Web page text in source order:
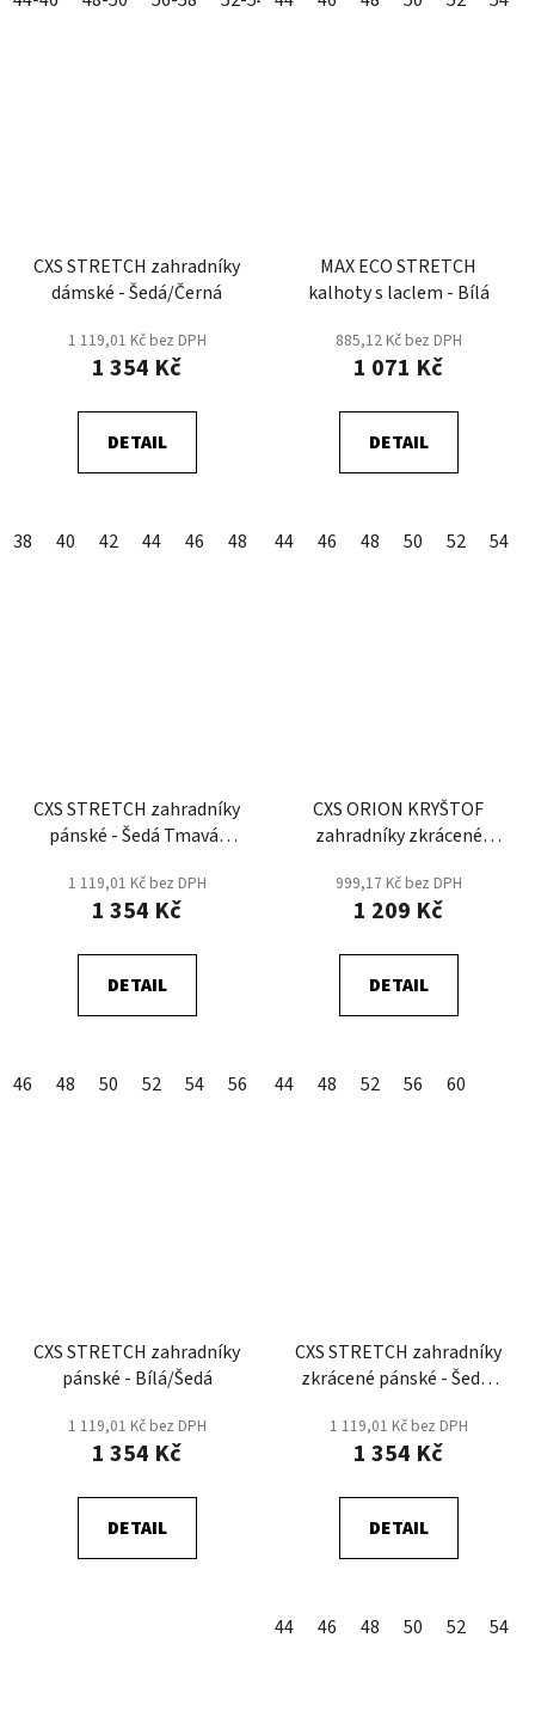
CXS STRETCH zahradníky
dámské - Šedá/Černá
1 119,01 Kč bez DPH
1 354 Kč
DETAIL
38 40 42 44 46 48 50 52 54 56 58
MAX ECO STRETCH
kalhoty s laclem - Bílá
885,12 Kč bez DPH
1 071 Kč
DETAIL
44 46 48 50 52 54
CXS STRETCH zahradníky
pánské - Šedá Tmavá/
1 119,01 Kč bez DPH
1 354 Kč
DETAIL
46 48 50 52 54 56 58 60 62 64
CXS ORION KRYŠTOF
zahradníky zkrácené
999,17 Kč bez DPH
1 209 Kč
DETAIL
44 48 52 56 60
CXS STRETCH zahradníky
pánské - Bílá/Šedá
1 119,01 Kč bez DPH
1 354 Kč
DETAIL
CXS STRETCH zahradníky
zkrácené pánské - Šedá/
1 119,01 Kč bez DPH
1 354 Kč
DETAIL
44 46 48 50 52 54